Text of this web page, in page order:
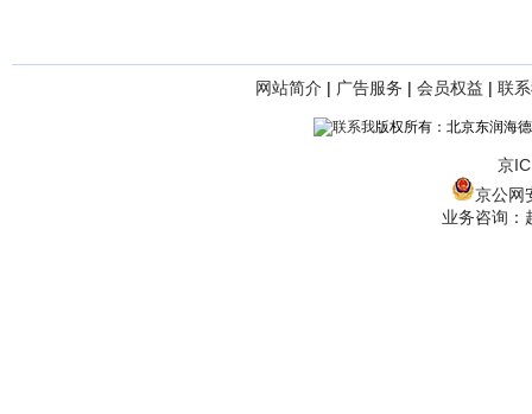
网站简介 | 广告服务 | 会员权益 | 联
版权所有：北京东润海
京
京公网
业务咨询：